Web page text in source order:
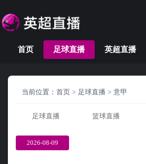
首页 足球直播 英超直播
当前位置： 首页 > 足球直播 > 意甲
足球直播 篮球直播
2026-08-09